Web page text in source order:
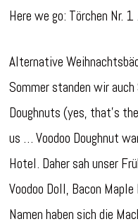
Here we go: Törchen Nr.
Alternative
Sommer standen wir
Doughnuts (yes, that’s
us … Voodoo Doughnut
Hotel. Daher sah unser
Voodoo Doll, Bacon
Namen haben sich die